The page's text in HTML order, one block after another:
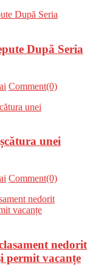
După Seria
Comment(0)
unei
Comment(0)
nedorit
permit vacanțe